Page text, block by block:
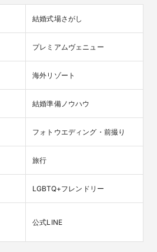
結婚式場さがし
プレミアムヴェニュー
海外リゾート
結婚準備ノウハウ
フォトウエディング・前撮り
旅行
LGBTQ+フレンドリー
公式LINE